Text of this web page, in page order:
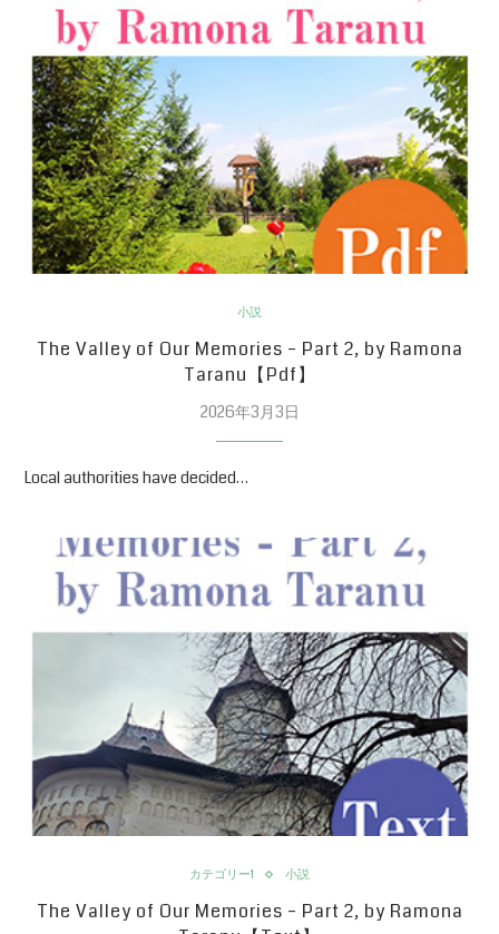
小説
The Valley of Our Memories – Part 2, by Ramona
Taranu【Pdf】
2026年3月3日
Local authorities have decided…
カテゴリー1 小説
The Valley of Our Memories – Part 2, by Ramona